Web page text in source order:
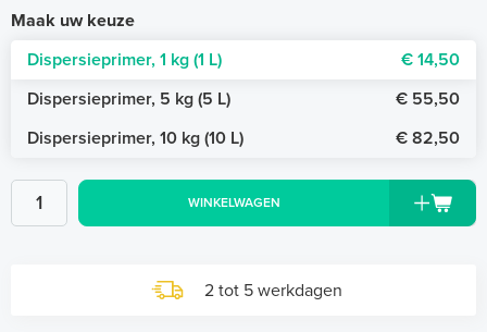
Maak uw keuze
Dispersieprimer, 1 kg (1 L)
€ 14,50
Dispersieprimer, 5 kg (5 L)
€ 55,50
Dispersieprimer, 10 kg (10 L)
€ 82,50
WINKELWAGEN
2 tot 5 werkdagen